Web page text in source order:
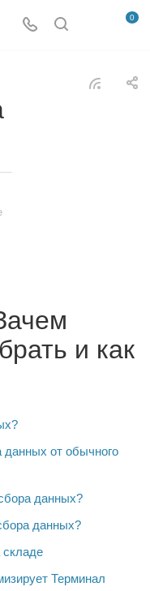
0
—
и как
данных от обычного
данных?
данных?
Терминал